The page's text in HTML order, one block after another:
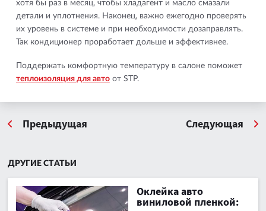
ДРУГИЕ СТАТЬИ
Оклейка авто
виниловой пленкой:
хотя бы раз в месяц, чтобы хладагент и масло смазали
детали и уплотнения. Наконец, важно ежегодно проверять
их уровень в системе и при необходимости дозаправлять.
Так кондиционер проработает дольше и эффективнее.
Поддержать комфортную температуру в салоне поможет
теплоизоляция для автоот STP.
Предыдущая Следующая